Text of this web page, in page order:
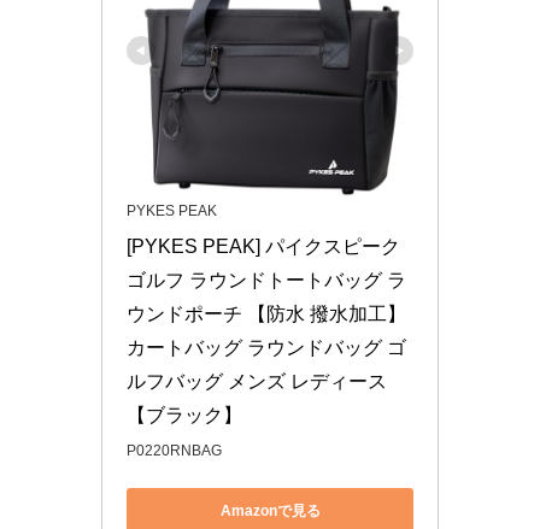
PYKES PEAK
[PYKES PEAK] パイクスピーク
ゴルフ ラウンドトートバッグ ラ
ウンドポーチ 【防水 撥水加工】
カートバッグ ラウンドバッグ ゴ
ルフバッグ メンズ レディース
【ブラック】
P0220RNBAG
Amazonで見る